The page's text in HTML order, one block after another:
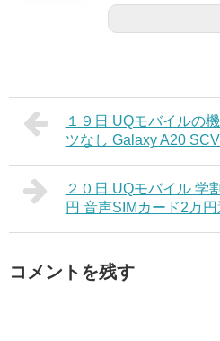
１９日 UQモバイルの
ツなし Galaxy A20
２０日 UQモバイル 学
円 音声SIMカード2万円
コメントを残す